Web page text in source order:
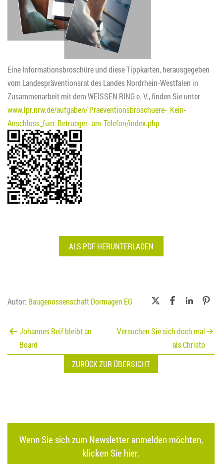
Eine Informationsbroschüre und diese Tippkarten, herausgegeben
vom Landespräventionsrat des Landes Nordrhein-Westfalen in
Zusammenarbeit mit dem WEISSEN RING e. V., finden Sie unter
www.lpr.nrw.de/aufgaben/ Praeventionsbroschuere-_Kein-
Anschluss_fuer-Betrueger- am-Telefon/index.php
ALS PDF HERUNTERLADEN
Autor: Baugenossenschaft Dormagen EG
BeitragsnavigationVersuchen Sie sich doch mal
als Christo
Johannes Reif bleibt an
Board
ZURÜCK ZUR ÜBERSICHT
Wenn Sie sich zum Newsletter anmelden möchten,
klicken Sie hier.